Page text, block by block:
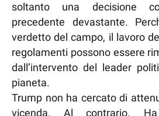
soltanto una decisione
precedente devastante.
verdetto del campo, il lavoro
regolamenti possono essere
dall’intervento del leader
pianeta.
Trump non ha cercato di
vicenda. Al contrario.